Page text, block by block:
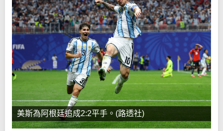
美斯為阿根廷追成2:2平手。(路透社)